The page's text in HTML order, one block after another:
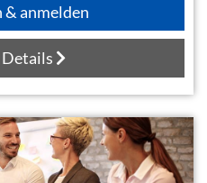
& anmelden